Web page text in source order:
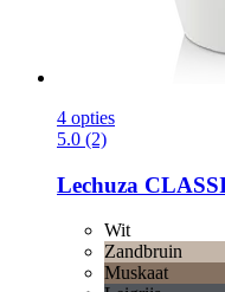
4 opties
5.0 (2)
Lechuza
Wit
Zandbruin
Muskaat